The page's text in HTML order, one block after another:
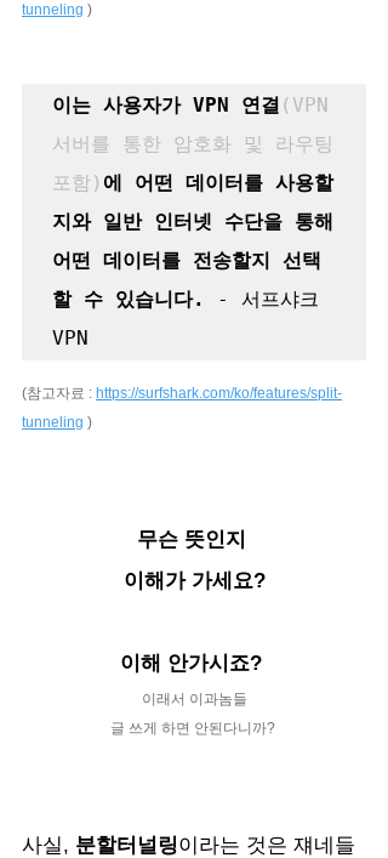
tunneling )
이는 사용자가 VPN 연결 (VPN
서버를 통한 암호화 및 라우팅
포함) 에 어떤 데이터를 사용할
지와 일반 인터넷 수단을 통해
어떤 데이터를 전송할지 선택
할 수 있습니다.
- 서프샤크
VPN
(참고자료 : https://surfshark.com/ko/features/split-
tunneling )
무슨 뜻인지
이해가 가세요?
이해 안가시죠?
이래서 이과놈들
글 쓰게 하면 안된다니까?
사실, 분할터널링이라는 것은 쟤네들